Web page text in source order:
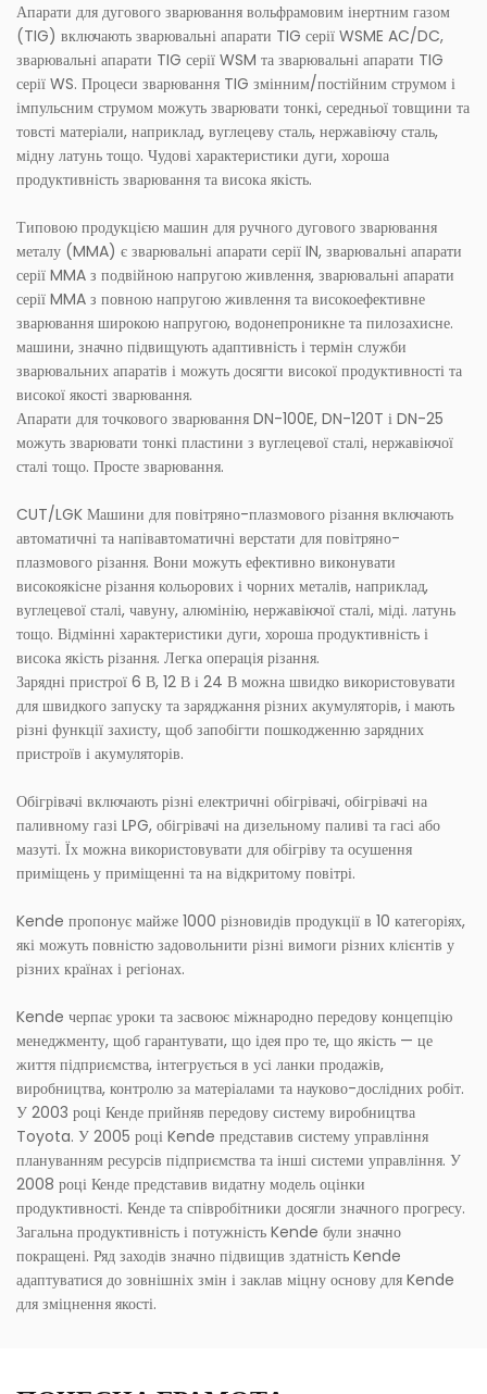
Апарати для дугового зварювання вольфрамовим інертним газом
(TIG) включають зварювальні апарати TIG серії WSME AC/DC,
зварювальні апарати TIG серії WSM та зварювальні апарати TIG
серії WS. Процеси зварювання TIG змінним/постійним струмом і
імпульсним струмом можуть зварювати тонкі, середньої товщини та
товсті матеріали, наприклад, вуглецеву сталь, нержавіючу сталь,
мідну латунь тощо. Чудові характеристики дуги, хороша
продуктивність зварювання та висока якість.
Типовою продукцією машин для ручного дугового зварювання
металу (MMA) є зварювальні апарати серії IN, зварювальні апарати
серії MMA з подвійною напругою живлення, зварювальні апарати
серії MMA з повною напругою живлення та високоефективне
зварювання широкою напругою, водонепроникне та пилозахисне.
машини, значно підвищують адаптивність і термін служби
зварювальних апаратів і можуть досягти високої продуктивності та
високої якості зварювання.
Апарати для точкового зварювання DN-100E, DN-120T і DN-25
можуть зварювати тонкі пластини з вуглецевої сталі, нержавіючої
сталі тощо. Просте зварювання.
CUT/LGK Машини для повітряно-плазмового різання включають
автоматичні та напівавтоматичні верстати для повітряно-
плазмового різання. Вони можуть ефективно виконувати
високоякісне різання кольорових і чорних металів, наприклад,
вуглецевої сталі, чавуну, алюмінію, нержавіючої сталі, міді. латунь
тощо. Відмінні характеристики дуги, хороша продуктивність і
висока якість різання. Легка операція різання.
Зарядні пристрої 6 В, 12 В і 24 В можна швидко використовувати
для швидкого запуску та заряджання різних акумуляторів, і мають
різні функції захисту, щоб запобігти пошкодженню зарядних
пристроїв і акумуляторів.
Обігрівачі включають різні електричні обігрівачі, обігрівачі на
паливному газі LPG, обігрівачі на дизельному паливі та гасі або
мазуті. Їх можна використовувати для обігріву та осушення
приміщень у приміщенні та на відкритому повітрі.
Kende пропонує майже 1000 різновидів продукції в 10 категоріях,
які можуть повністю задовольнити різні вимоги різних клієнтів у
різних країнах і регіонах.
Kende черпає уроки та засвоює міжнародно передову концепцію
менеджменту, щоб гарантувати, що ідея про те, що якість — це
життя підприємства, інтегрується в усі ланки продажів,
виробництва, контролю за матеріалами та науково-дослідних робіт.
У 2003 році Кенде прийняв передову систему виробництва
Toyota. У 2005 році Kende представив систему управління
плануванням ресурсів підприємства та інші системи управління. У
2008 році Кенде представив видатну модель оцінки
продуктивності. Кенде та співробітники досягли значного прогресу.
Загальна продуктивність і потужність Kende були значно
покращені. Ряд заходів значно підвищив здатність Kende
адаптуватися до зовнішніх змін і заклав міцну основу для Kende
для зміцнення якості.